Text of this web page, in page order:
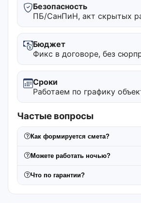
Безопасность
ПБ/СанПиН, акт скрытых
Бюджет
Фикс в договоре, без
Сроки
Работаем по графику
Частые вопросы
Как формируется смета?
Можете работать ночью?
Что по гарантии?